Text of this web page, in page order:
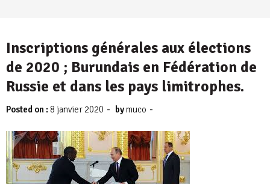
Inscriptions générales aux élections
de 2020 ; Burundais en Fédération de
Russie et dans les pays limitrophes.
Posted on : 8 janvier 2020 - bymuco -